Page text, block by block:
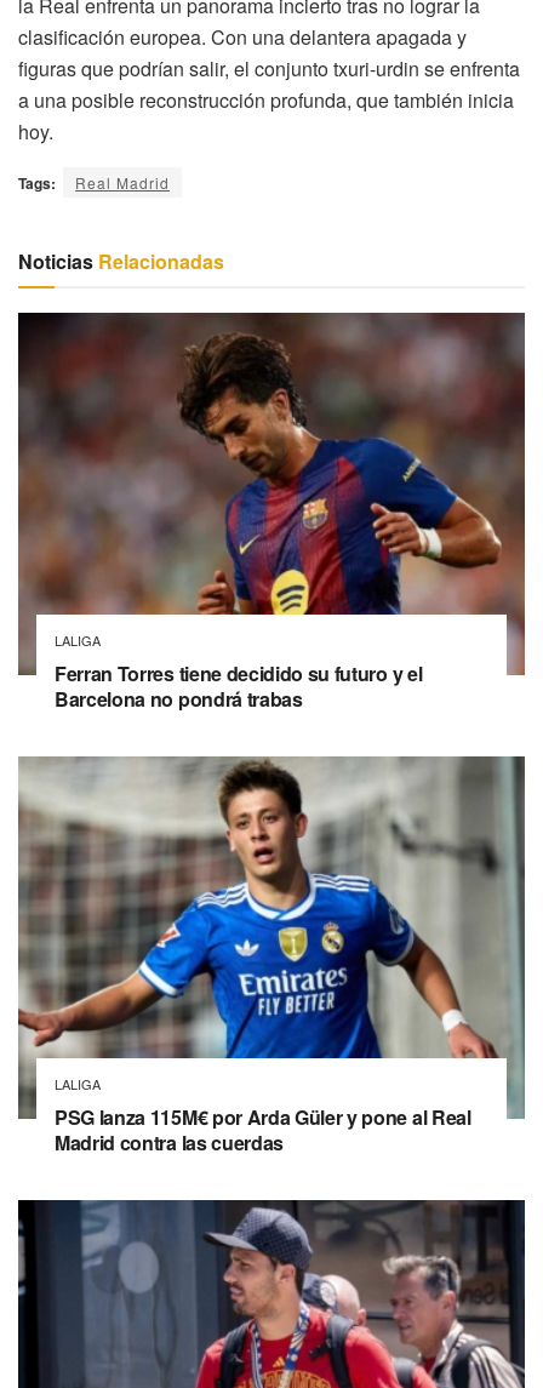
la Real enfrenta un panorama incierto tras no lograr la
clasificación europea. Con una delantera apagada y
figuras que podrían salir, el conjunto txuri-urdin se enfrenta
a una posible reconstrucción profunda, que también inicia
hoy.
Tags: Real Madrid
Noticias Relacionadas
LALIGA
Ferran Torres tiene decidido su futuro y el
Barcelona no pondrá trabas
LALIGA
PSG lanza 115M€ por Arda Güler y pone al Real
Madrid contra las cuerdas